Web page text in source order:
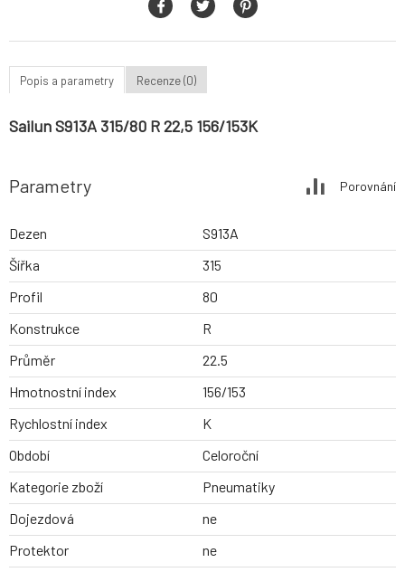
Popis a parametry Recenze (0)
Sailun S913A 315/80 R 22,5 156/153K
Parametry Porovnání
Dezen
S913A
Šířka
315
Profil
80
Konstrukce
R
Průměr
22.5
Hmotnostní index
156/153
Rychlostní index
K
Období
Celoroční
Kategorie zboží
Pneumatiky
Dojezdová
ne
Protektor
ne